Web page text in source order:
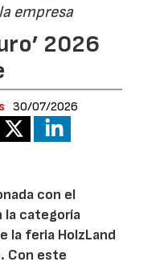
empresa
2026
30/07/2026
con el
la categoría
la feria HolzLand
Con este